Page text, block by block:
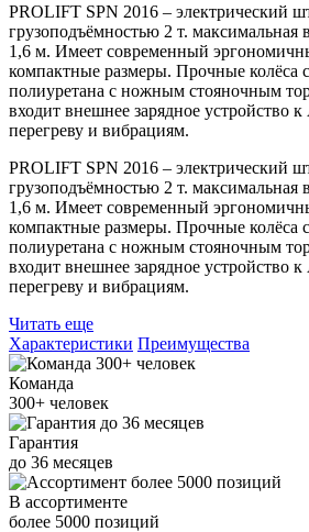
PROLIFT SPN 2016 – электрический
грузоподъёмностью 2 т. максимальная
1,6 м. Имеет современный
компактные размеры. Прочные колёса
полиуретана с ножным стояночным
входит внешнее зарядное устройство
перегреву и вибрациям.
PROLIFT SPN 2016 – электрический
грузоподъёмностью 2 т. максимальная
1,6 м. Имеет современный
компактные размеры. Прочные колёса
полиуретана с ножным стояночным
входит внешнее зарядное устройство
перегреву и вибрациям.
Читать еще
Характеристики Преимущества
Команда
300+ человек
Гарантия
до 36 месяцев
В ассортименте
более 5000 позиций